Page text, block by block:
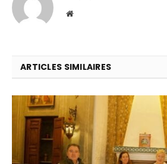
Website
ARTICLES SIMILAIRES